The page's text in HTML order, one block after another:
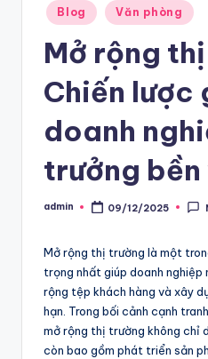
Posted
in
Blog Văn phòng
Mở rộng
Chiến lược
doanh
trưởng bền
Posted
admin 09/12/2025
Mở rộng thị trường là một
trọng nhất giúp doanh nghiệp
rộng tệp khách hàng và xây
hạn. Trong bối cảnh cạnh
mở rộng thị trường không chỉ
còn bao gồm phát triển sản